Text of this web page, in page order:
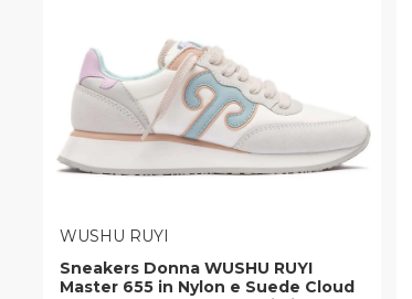
VENDITORE:
WUSHU RUYI
Sneakers Donna WUSHU RUYI
Master 655 in Nylon e Suede Cloud